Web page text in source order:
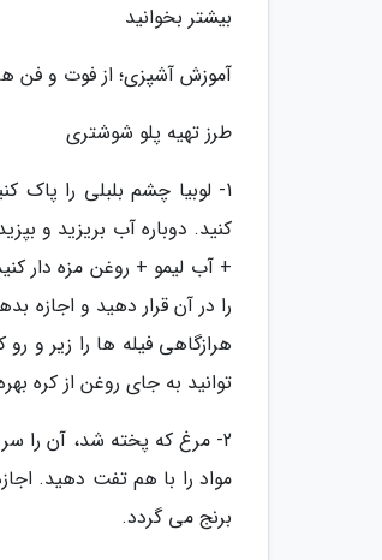
بیشتر بخوانید
آموزش آشپزی؛ از فوت و فن
طرز تهیه پلو شوشتری
1- لوبیا چشم بلبلی را
کنید. دوباره آب بریزید و
+ آب لیمو + روغن مزه دار
را در آن قرار دهید و اجازه
هرازگاهی فیله ها را زیر
توانید به جای روغن از کره
2- مرغ که پخته شد، آن را
مواد را با هم تفت دهید.
برنج می گردد.